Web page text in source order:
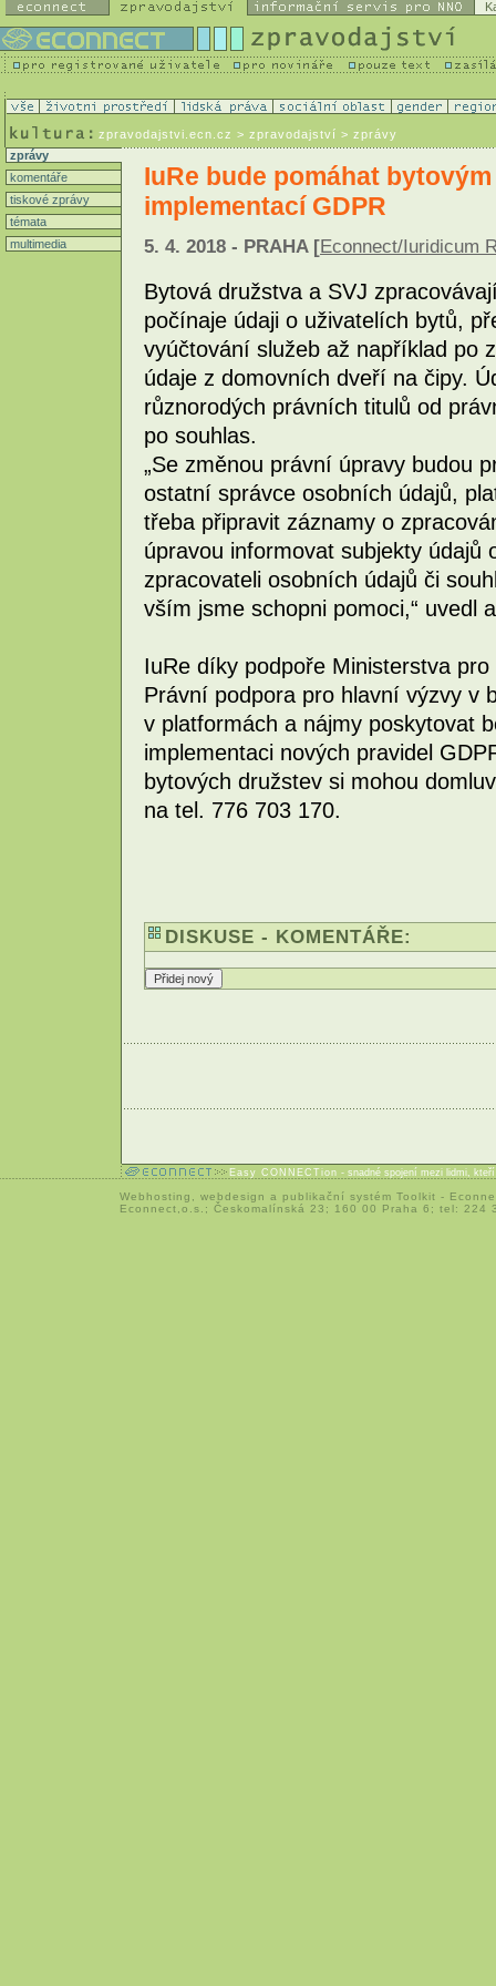
zpravodajstvi.ecn.cz > zpravodajství > zprávy
zprávy
komentáře
tiskové zprávy
témata
multimedia
IuRe bude pomáhat
implementací GDPR
5. 4. 2018 - PRAHA [Econnect/Iuridicum
Bytová družstva a SVJ
počínaje údaji o uživatelích bytů,
vyúčtování služeb až například po
údaje z domovních dveří na čipy.
různorodých právních titulů od
po souhlas.
„Se změnou právní úpravy budou
ostatní správce osobních údajů,
třeba připravit záznamy o
úpravou informovat subjekty údajů
zpracovateli osobních údajů či
vším jsme schopni pomoci,“ uvedl
IuRe díky podpoře Ministerstva
Právní podpora pro hlavní výzvy v
v platformách a nájmy poskytovat
implementaci nových pravidel
bytových družstev si mohou
na tel. 776 703 170.
DISKUSE - KOMENTÁŘE:
Easy CONNECTion - snadné spojení mezi lidmi,
Webhosting webdesign a publikační systém Toolkit -
Econnect,o.s.; Českomalínská 23; 160 00 Praha 6; tel: 224